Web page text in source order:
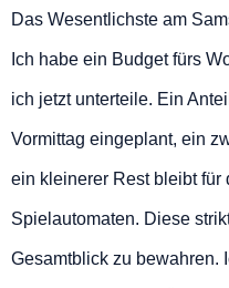
Das Wesentlichste am
Ich habe ein Budget fürs
ich jetzt unterteile. Ein
Vormittag eingeplant, ein
ein kleinerer Rest bleibt für
Spielautomaten. Diese
Gesamtblick zu bewahren.